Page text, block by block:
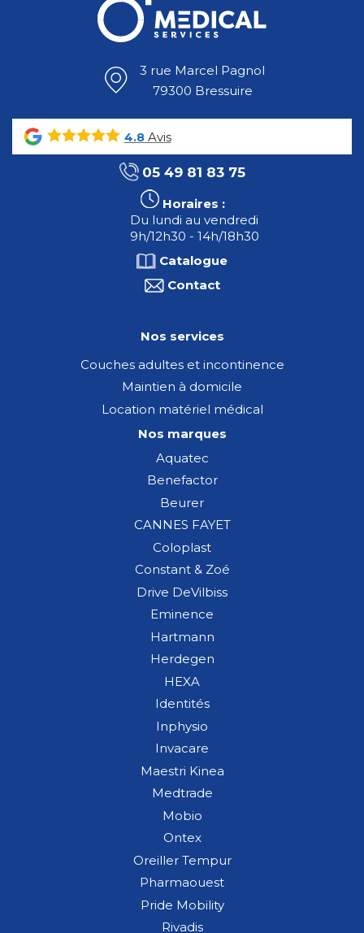
3 rue Marcel Pagnol
79300 Bressuire
4.8Avis
05 49 81 83 75
Horaires :
Du lundi au vendredi
9h/12h30 - 14h/18h30
Catalogue
Contact
Nos services
Couches adultes et incontinence
Maintien à domicile
Location matériel médical
Nos marques
Aquatec
Benefactor
Beurer
CANNES FAYET
Coloplast
Constant & Zoé
Drive DeVilbiss
Eminence
Hartmann
Herdegen
HEXA
Identités
Inphysio
Invacare
Maestri Kinea
Medtrade
Mobio
Ontex
Oreiller Tempur
Pharmaouest
Pride Mobility
Rivadis